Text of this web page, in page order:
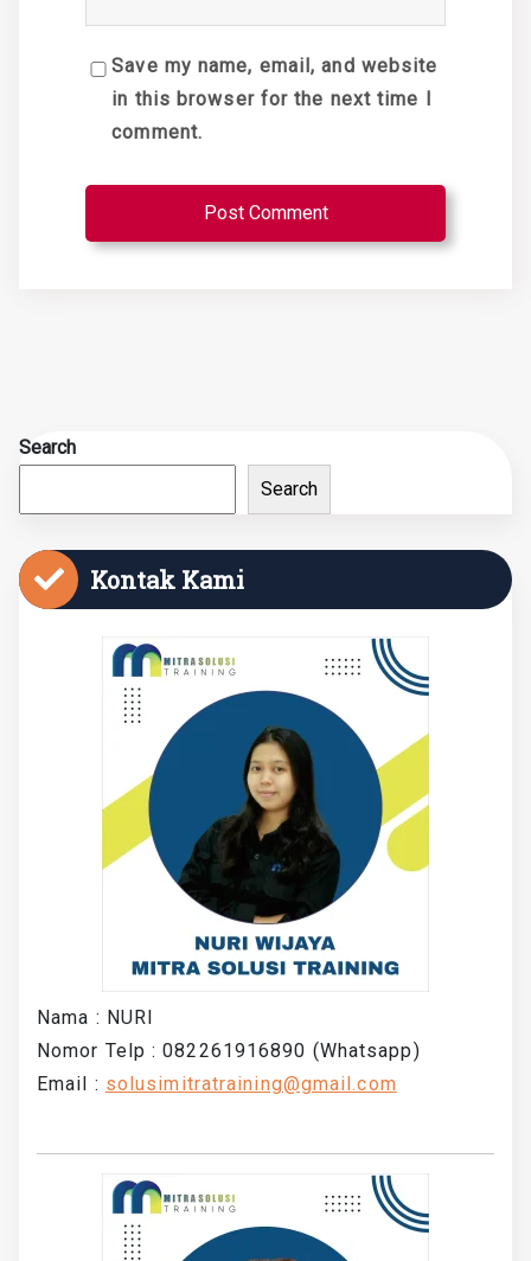
Save my name, email, and website
in this browser for the next time I
comment.
Search
Search
Kontak Kami
Nama : NURI
Nomor Telp : 082261916890 (Whatsapp)
Email : solusimitratraining@gmail.com